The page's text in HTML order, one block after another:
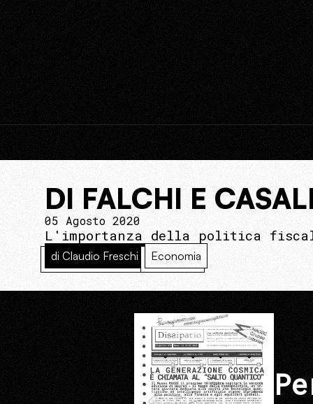
DI FALCHI E
05 Agosto 2020
L'importanza della politica
di Claudio Freschi Economia